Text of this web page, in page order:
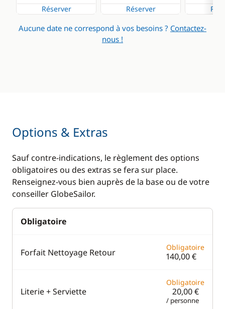
Cuisinière
Machine à café
Chauffage
Eau chaude
Réserver Réserver
Aucune date ne correspond à vos besoins ? Contactez-
nous !
Options & Extras
Sauf contre-indications, le règlement des options
obligatoires ou des extras se fera sur place.
Renseignez-vous bien auprès de la base ou de votre
conseiller GlobeSailor.
Obligatoire
Forfait Nettoyage Retour Obligatoire
140,00 €
Literie + Serviette
Obligatoire
20,00 €
/ personne